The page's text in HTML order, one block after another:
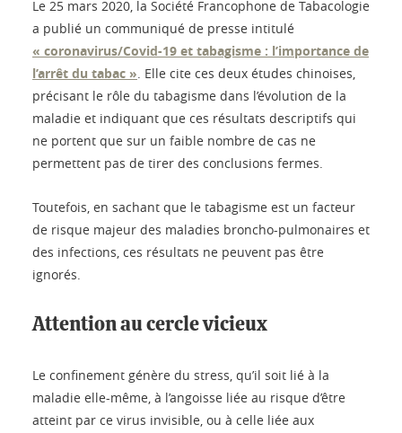
Le 25 mars 2020, la Société Francophone de Tabacologie
a publié un communiqué de presse intitulé
« coronavirus/Covid-19 et tabagisme : l’importance de
l’arrêt du tabac ». Elle cite ces deux études chinoises,
précisant le rôle du tabagisme dans l’évolution de la
maladie et indiquant que ces résultats descriptifs qui
ne portent que sur un faible nombre de cas ne
permettent pas de tirer des conclusions fermes.
Toutefois, en sachant que le tabagisme est un facteur
de risque majeur des maladies broncho-pulmonaires et
des infections, ces résultats ne peuvent pas être
ignorés.
Attention au cercle vicieux
Le confinement génère du stress, qu’il soit lié à la
maladie elle-même, à l’angoisse liée au risque d’être
atteint par ce virus invisible, ou à celle liée aux